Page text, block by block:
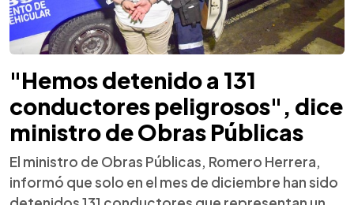
"Hemos detenido a 131
conductores peligrosos", dice
ministro de Obras Públicas
El ministro de Obras Públicas, Romero Herrera,
informó que solo en el mes de diciembre han sido